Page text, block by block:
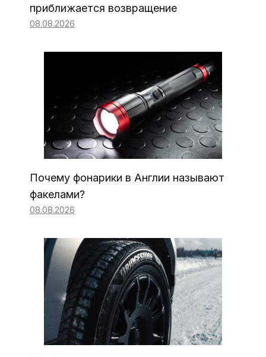
приближается возвращение
08.08.2026
Почему фонарики в Англии называют
факелами?
08.08.2026